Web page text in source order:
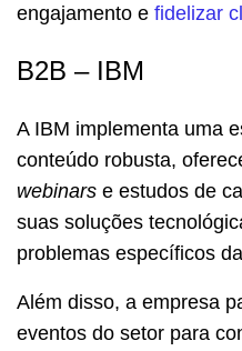
engajamento e fidelizar
B2B – IBM
A IBM implementa uma
conteúdo robusta,
webinars e estudos de
suas soluções
problemas específicos
Além disso, a empresa
eventos do setor para